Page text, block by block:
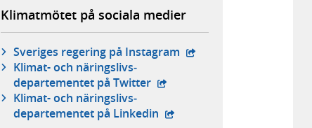
Klimatmötet på sociala medier
Sveriges regering på Instagram - extern webbplats,
Klimat- och näringslivs­
departementet på Twitter - extern webbplats,
Klimat- och näringslivs­
departementet på Linkedin - extern webbplats,